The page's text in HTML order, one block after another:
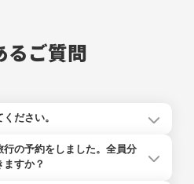
るご質問
ださい。
行の予約をしました。全員分
ますか？